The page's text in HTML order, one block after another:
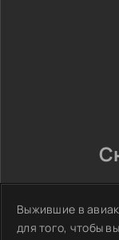
Выжившие в
для того, чтобы